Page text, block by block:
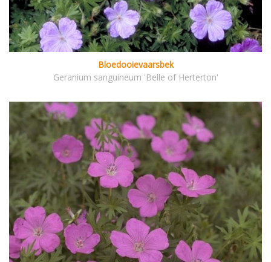
Bloedooievaarsbek
Geranium sanguineum 'Belle of Herterton'